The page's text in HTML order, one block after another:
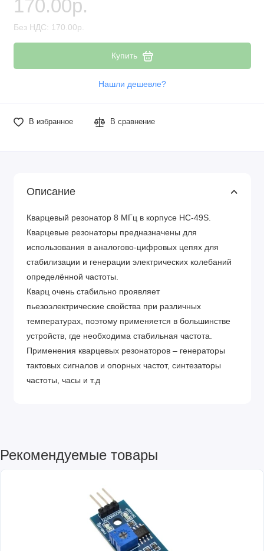
Резисторы
Реле
Стабилизаторы питания
170.00р.
Без НДС: 170.00р.
Купить
Нашли дешевле?
В избранное В сравнение
Описание
Кварцевый резонатор 8 МГц в корпусе HC-49S.
Кварцевые резонаторы предназначены для
использования в аналогово-цифровых цепях для
стабилизации и генерации электрических колебаний
определённой частоты.
Кварц очень стабильно проявляет
пьезоэлектрические свойства при различных
температурах, поэтому применяется в большинстве
устройств, где необходима стабильная частота.
Применения кварцевых резонаторов – генераторы
тактовых сигналов и опорных частот, синтезаторы
частоты, часы и т.д
Рекомендуемые товары